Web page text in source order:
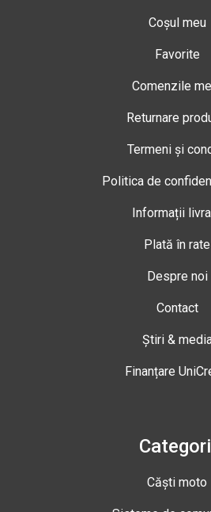
Coșul meu
Favorite
Comenzile
Returnare
Termeni și
Politica de
Informații
Plată în rate
Despre noi
Contact
Știri &
Finanțare
Căști moto